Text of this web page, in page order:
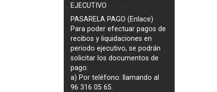
EJECUTIVO
PASARELA PAGO (Enlace)
Para poder efectuar pagos de
recibos y liquidaciones en
periodo ejecutivo, se podrán
solicitar los documentos de
pago:
a) Por teléfono: llamando al
96 316 05 65.